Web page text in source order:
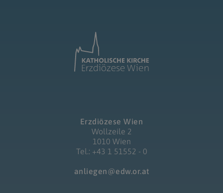
Erzdiözese Wien
Wollzeile 2
1010 Wien
Tel.: +43 1 51552 - 0
anliegen@edw.or.at